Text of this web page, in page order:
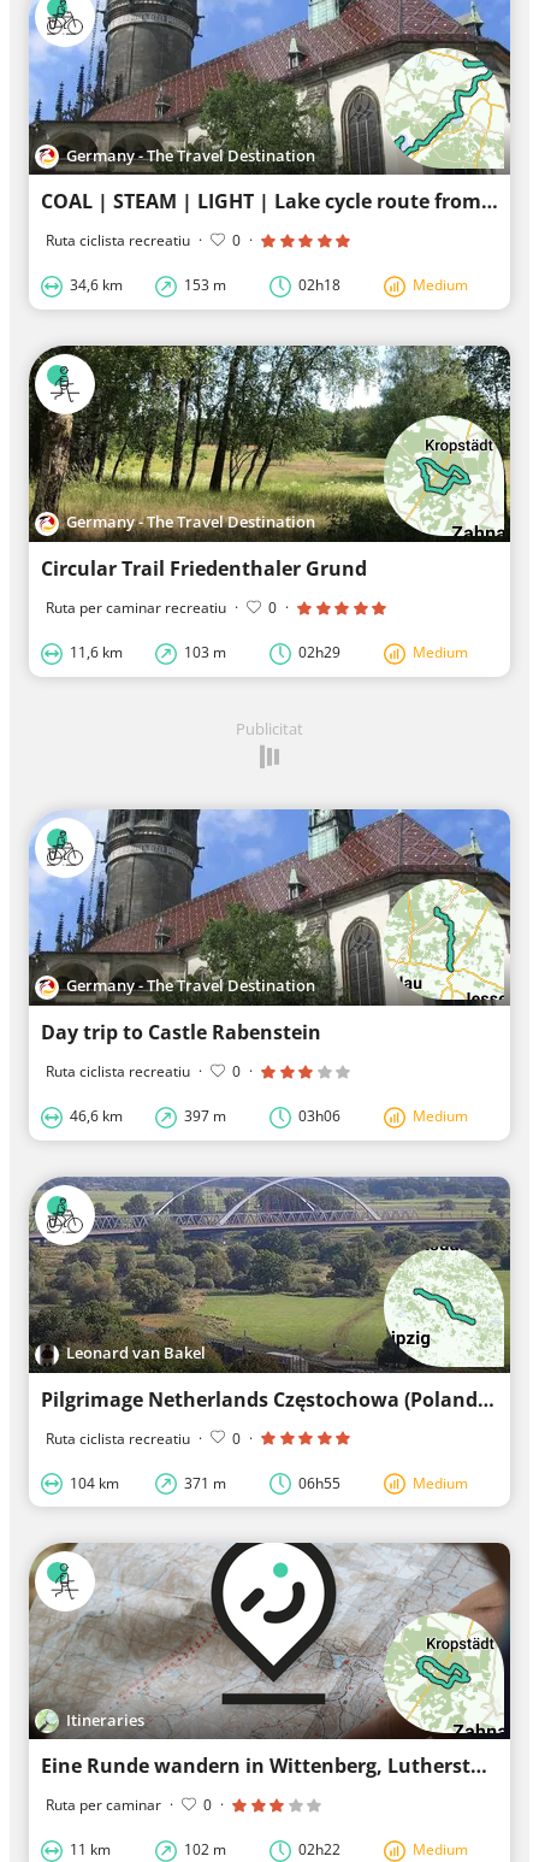
Germany - The Travel Destination
COAL | STEAM | LIGHT | Lake cycle route from Wittenberg to Gräfenhainichen
Ruta ciclista recreatiu · 0 ·
34,6 km 153 m 02h18 Medium
Germany - The Travel Destination
Circular Trail Friedenthaler Grund
Ruta per caminar recreatiu · 0 ·
11,6 km 103 m 02h29 Medium
Publicitat
Germany - The Travel Destination
Day trip to Castle Rabenstein
Ruta ciclista recreatiu · 0 ·
46,6 km 397 m 03h06 Medium
Leonard van Bakel
Pilgrimage Netherlands Częstochowa (Poland) Day 9
Ruta ciclista recreatiu · 0 ·
104 km 371 m 06h55 Medium
Itineraries
Eine Runde wandern in Wittenberg, Lutherstadt
Ruta per caminar · 0 ·
11 km 102 m 02h22 Medium